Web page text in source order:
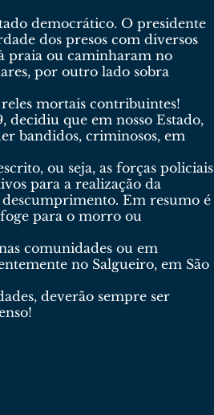
democrático. O presidente
dos presos com diversos
praia ou caminharam no
por outro lado sobra
mortais contribuintes!
decidiu que em nosso Estado,
bandidos, criminosos, em
ou seja, as forças policiais
para a realização da
Em resumo é
foge para o morro ou
comunidades ou em
no Salgueiro, em São
deverão sempre ser